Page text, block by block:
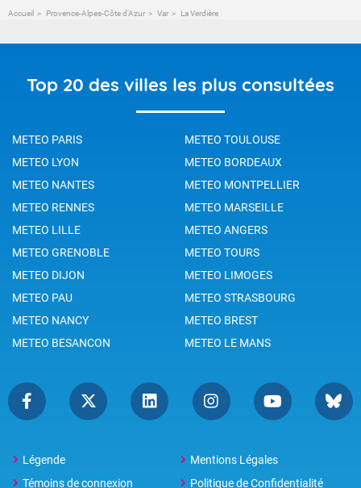
Accueil Provence-Alpes-Côte d'Azur Var La Verdière
Top 20 des villes les plus consultées
METEO PARIS
METEO TOULOUSE
METEO LYON
METEO BORDEAUX
METEO NANTES
METEO MONTPELLIER
METEO RENNES
METEO MARSEILLE
METEO LILLE
METEO ANGERS
METEO GRENOBLE
METEO TOURS
METEO DIJON
METEO LIMOGES
METEO PAU
METEO STRASBOURG
METEO NANCY
METEO BREST
METEO BESANCON
METEO LE MANS
Légende
Mentions Légales
Témoins de connexion
Politique de Confidentialité